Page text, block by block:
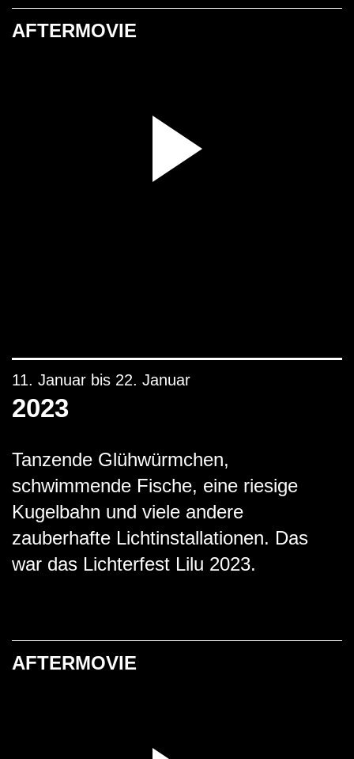
AFTERMOVIE
2023
11. Januar bis 22. Januar
Tanzende Glühwürmchen,
schwimmende Fische, eine riesige
Kugelbahn und viele andere
zauberhafte Lichtinstallationen. Das
war das Lichterfest Lilu 2023.
AFTERMOVIE